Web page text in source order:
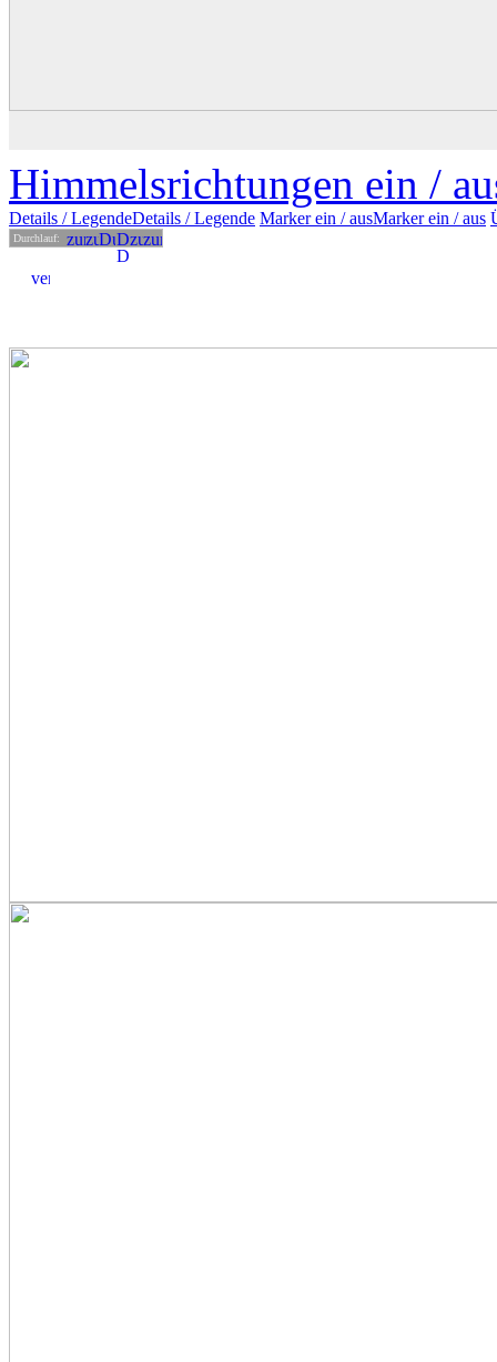
Himmelsrichtungen ein /
Details / LegendeDetails /Legende Marker ein /ausMarkerein / aus
Durchlauf: